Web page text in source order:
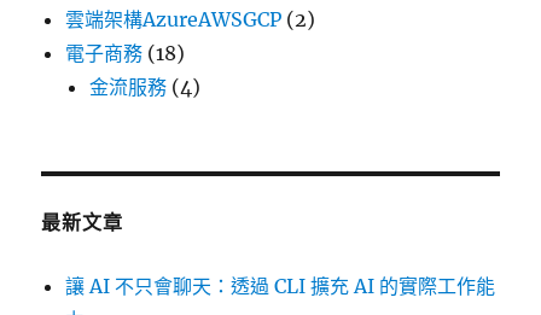
雲端架構AzureAWSGCP (2)
電子商務 (18)
金流服務 (4)
最新文章
讓 AI 不只會聊天：透過 CLI 擴充 AI 的實際工作能